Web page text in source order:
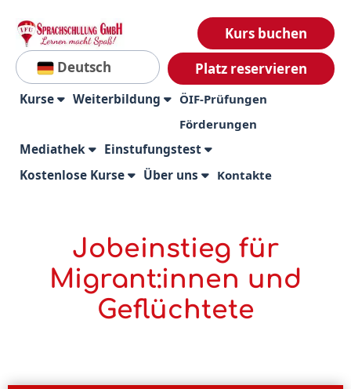
Deutsch
Kurs buchen
Platz reservieren
Kurse Weiterbildung
ÖIF-Prüfungen
Förderungen
Mediathek
Einstufungstest
Kostenlose Kurse
Über uns Kontakte
Jobeinstieg für
Migrant:innen und
Geflüchtete